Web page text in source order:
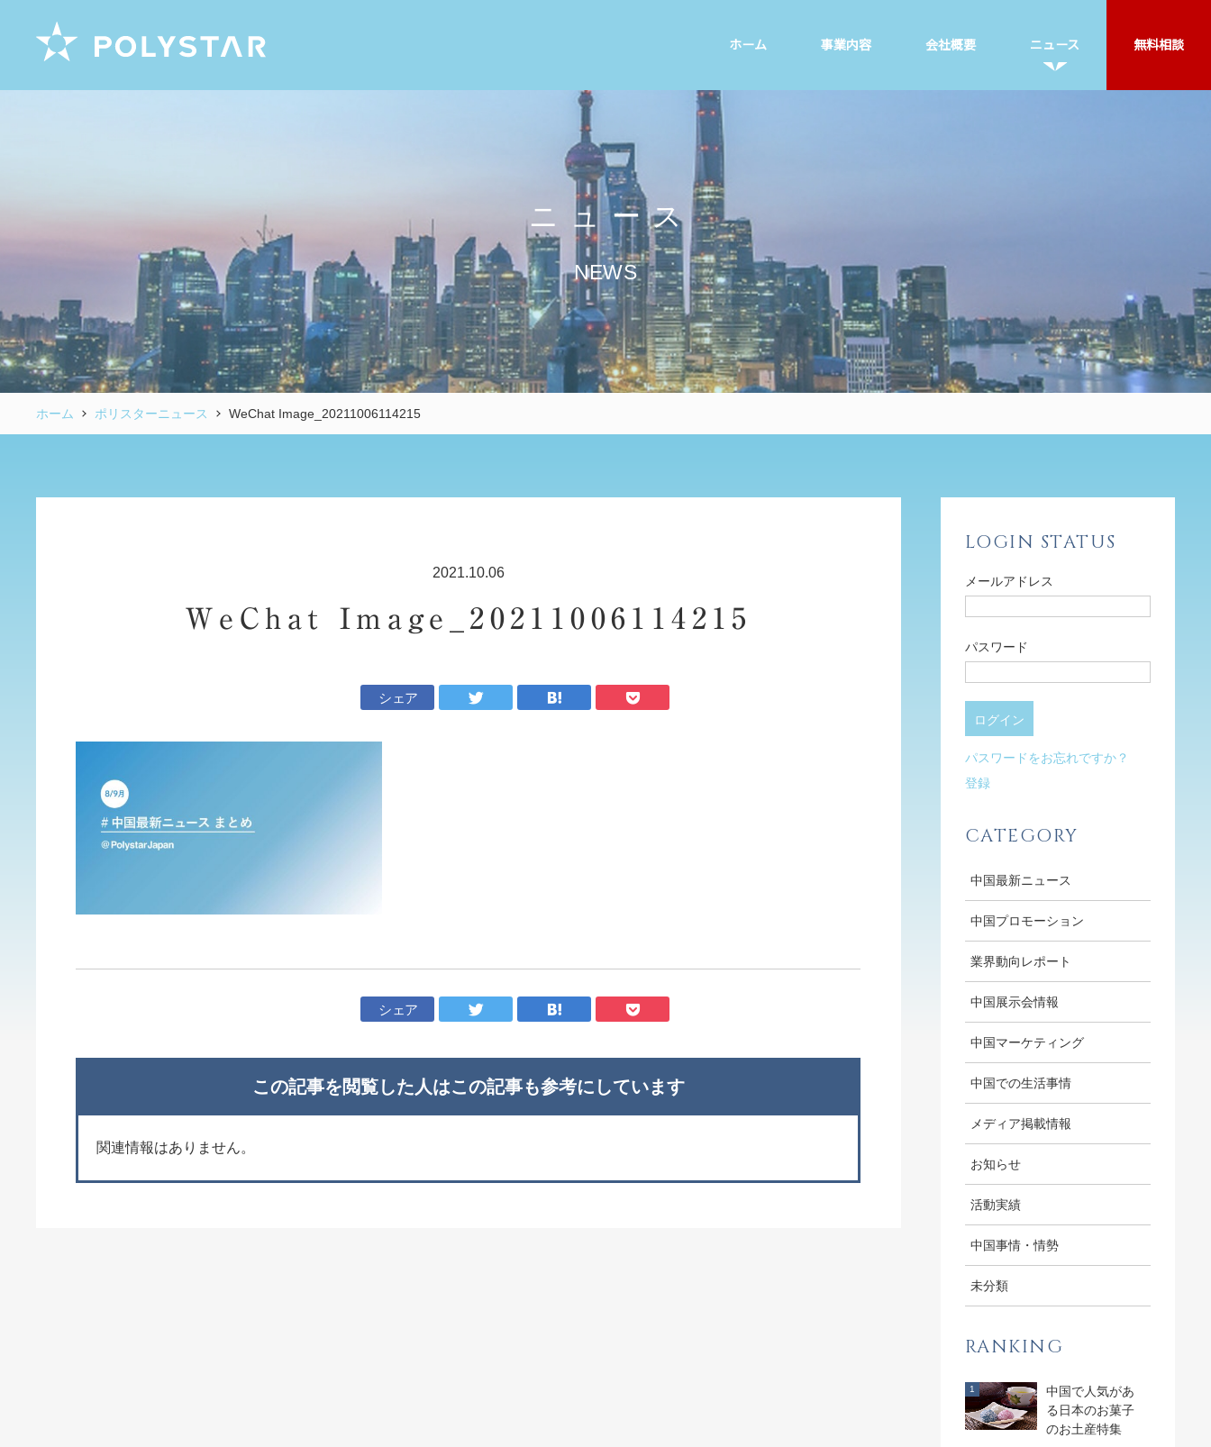
ホーム 事業内容 会社概要 ニュース 無料相談
ニュース
NEWS
ホーム ポリスターニュース WeChat Image_20211006114215
2021.10.06
WeChat Image_20211006114215
シェア
シェア
この記事を閲覧した人はこの記事も参考にしています
関連情報はありません。
LOGIN STATUS
メールアドレス
パスワード
パスワードをお忘れですか？
登録
CATEGORY
中国最新ニュース
中国プロモーション
業界動向レポート
中国展示会情報
中国マーケティング
中国での生活事情
メディア掲載情報
お知らせ
活動実績
中国事情・情勢
未分類
RANKING
中国で人気があ
る日本のお菓子
のお土産特集